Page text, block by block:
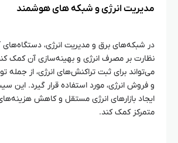
مدیریت انرژی و شبکه‌ های هوشمند
نظارت بر مصرف انرژی و بهینه‌سازی آن کمک
می‌تواند برای ثبت تراکنش‌های انرژی، از جمله
و فروش انرژی، مورد استفاده قرار گیرد. این
ایجاد بازارهای انرژی مستقل و کاهش
متمرکز کمک کند.